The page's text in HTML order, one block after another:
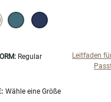
WILL REFRESH THE PAGE
Regular
Leitfaden
Wähle eine Größe